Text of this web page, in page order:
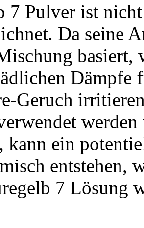
7 Pulver ist
Da seine
basiert,
Dämpfe
Geruch
kann ein
entstehen,
7 Lösung